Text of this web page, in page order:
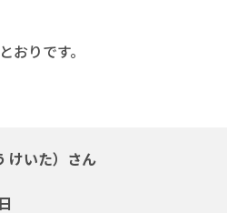
おりです。
けいた）さん